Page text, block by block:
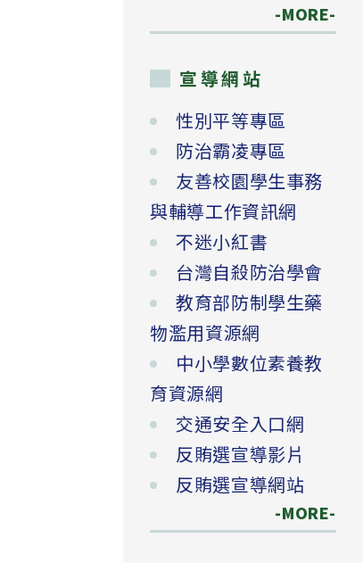
-MORE-
宣導網站
性別平等專區
防治霸凌專區
友善校園學生事務
與輔導工作資訊網
不迷小紅書
台灣自殺防治學會
教育部防制學生藥
物濫用資源網
中小學數位素養教
育資源網
交通安全入口網
反賄選宣導影片
反賄選宣導網站
-MORE-